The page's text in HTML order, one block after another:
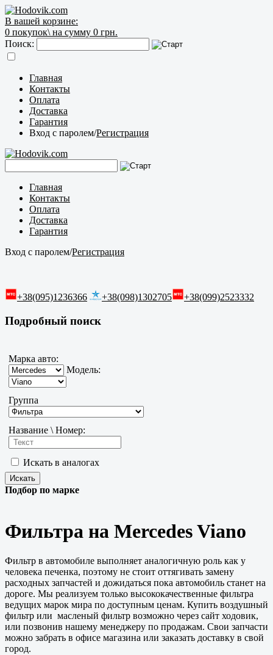
В вашей корзине:
0 покупок\ на сумму 0 грн.
Поиск:
Главная
Контакты
Оплата
Доставка
Гарантия
Вход с паролем/Регистрация
Главная
Контакты
Оплата
Доставка
Гарантия
Вход с паролем/Регистрация
+38(095)1236366 +38(098)1302705 +38(099)2523332
Подробный поиск
Марка авто:
Модель:
Группа
Название \ Номер:
Искать в аналогах
Подбор по марке
Фильтра на Mercedes Viano
Фильтр в автомобиле выполняет аналогичную роль как у
человека печенка, поэтому не стоит оттягивать замену
расходных запчастей и дожидаться пока автомобиль станет на
дороге. Мы реализуем только высококачественные фильтра
ведущих марок мира по доступным ценам. Купить воздушный
фильтр или масленый фильтр возможно через сайт ходовик,
или позвонив нашему менеджеру по продажам. Свои запчасти
можно забрать в офисе магазина или заказать доставку в свой
город.